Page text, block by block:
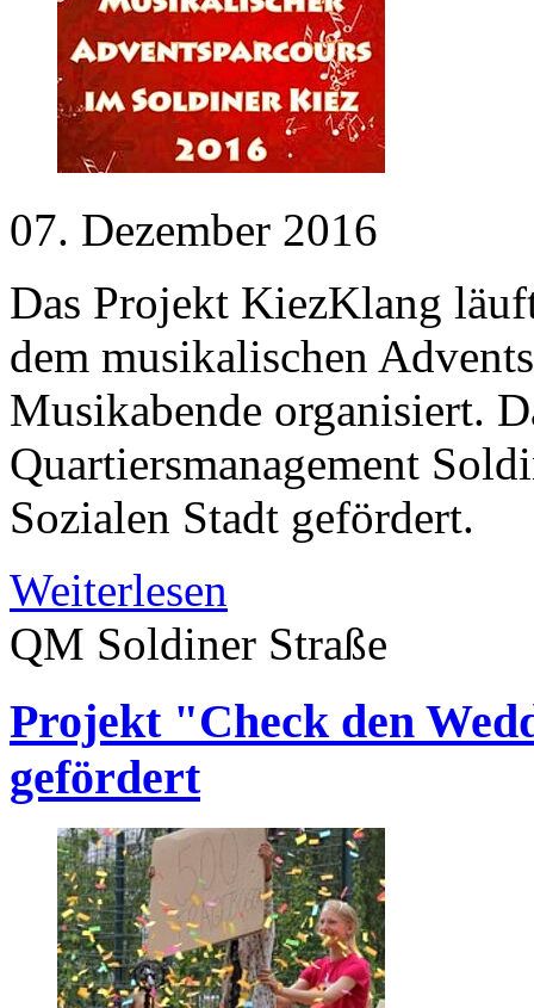
07. Dezember 2016
Das Projekt KiezKlang
dem musikalischen
Musikabende organisiert.
Quartiersmanagement
Sozialen Stadt gefördert.
Weiterlesen
QM Soldiner Straße
Projekt "Check den
gefördert